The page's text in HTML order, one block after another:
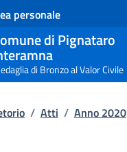
personale
di Pignataro
di Bronzo al Valor Civile
/ Atti / Anno 2020